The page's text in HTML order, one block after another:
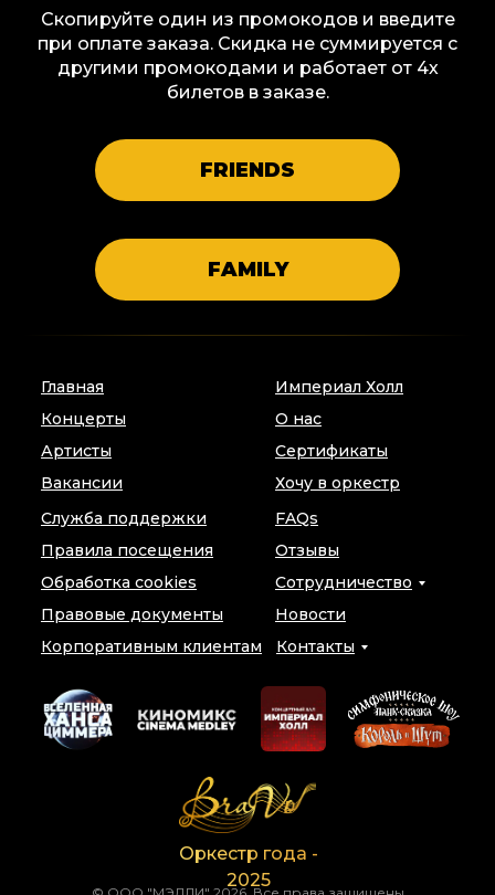
Скопируйте один из промокодов и введите
при оплате заказа. Скидка не суммируется с
другими промокодами и работает от 4х
билетов в заказе.
FRIENDS
FAMILY
Главная
Концерты
Артисты
Вакансии
Империал Холл
О нас
Сертификаты
Хочу в оркестр
FAQs
Отзывы
Сотрудничество
Новости
Правовые документы
Служба поддержки
Правила посещения
Обработка cookies
Контакты
Корпоративным клиентам
Оркестр года -
2025